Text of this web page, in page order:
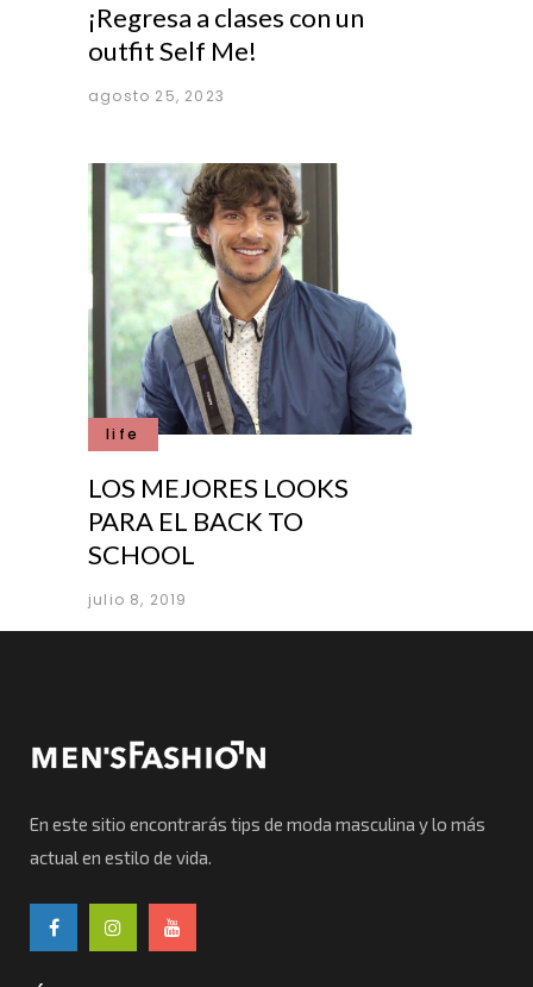
¡Regresa a clases con un
outfit Self Me!
agosto 25, 2023
life
LOS MEJORES LOOKS
PARA EL BACK TO
SCHOOL
julio 8, 2019
En este sitio encontrarás tips de moda masculina y lo más
actual en estilo de vida.